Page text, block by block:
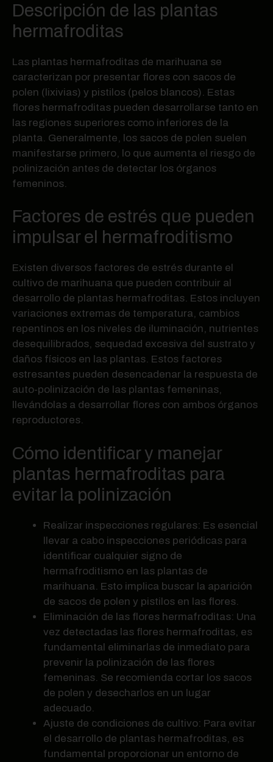
Descripción de las plantas
hermafroditas
Las plantas hermafroditas de marihuana se
caracterizan por presentar flores con sacos de
polen (lixivias) y pistilos (pelos blancos). Estas
flores hermafroditas pueden desarrollarse tanto en
las regiones superiores como inferiores de la
planta. Generalmente, los sacos de polen suelen
manifestarse primero, lo que aumenta el riesgo de
polinización antes de detectar los órganos
femeninos.
Factores de estrés que pueden
impulsar el hermafroditismo
Existen diversos factores de estrés durante el
cultivo de marihuana que pueden contribuir al
desarrollo de plantas hermafroditas. Estos incluyen
variaciones extremas de temperatura, cambios
repentinos en los niveles de iluminación, nutrientes
desequilibrados, sequedad excesiva del sustrato y
daños físicos en las plantas. Estos factores
estresantes pueden desencadenar la respuesta de
auto-polinización de las plantas femeninas,
llevándolas a desarrollar flores con ambos órganos
reproductores.
Cómo identificar y manejar
plantas hermafroditas para
evitar la polinización
Realizar inspecciones regulares: Es esencial
llevar a cabo inspecciones periódicas para
identificar cualquier signo de
hermafroditismo en las plantas de
marihuana. Esto implica buscar la aparición
de sacos de polen y pistilos en las flores.
Eliminación de las flores hermafroditas: Una
vez detectadas las flores hermafroditas, es
fundamental eliminarlas de inmediato para
prevenir la polinización de las flores
femeninas. Se recomienda cortar los sacos
de polen y desecharlos en un lugar
adecuado.
Ajuste de condiciones de cultivo: Para evitar
el desarrollo de plantas hermafroditas, es
fundamental proporcionar un entorno de